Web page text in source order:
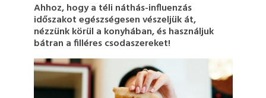
Ahhoz, hogy a téli náthás-influenzás
időszakot egészségesen vészeljük át,
nézzünk körül a konyhában, és használjuk
bátran a filléres csodaszereket!